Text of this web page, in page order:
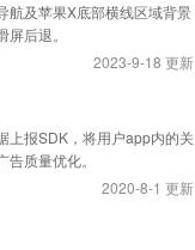
航及苹果X底部横线区域背景
后退。
2023-9-18 更新
上报SDK，将用户app内的关
质量优化。
2020-8-1 更新